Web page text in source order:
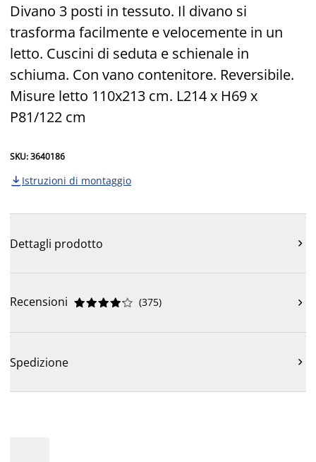
Divano 3 posti in tessuto. Il divano si
trasforma facilmente e velocemente in un
letto. Cuscini di seduta e schienale in
schiuma. Con vano contenitore. Reversibile.
Misure letto 110x213 cm. L214 x H69 x
P81/122 cm
SKU: 3640186
 Istruzioni di montaggio
Dettagli prodotto 
Recensioni 




 (375) 
Spedizione 